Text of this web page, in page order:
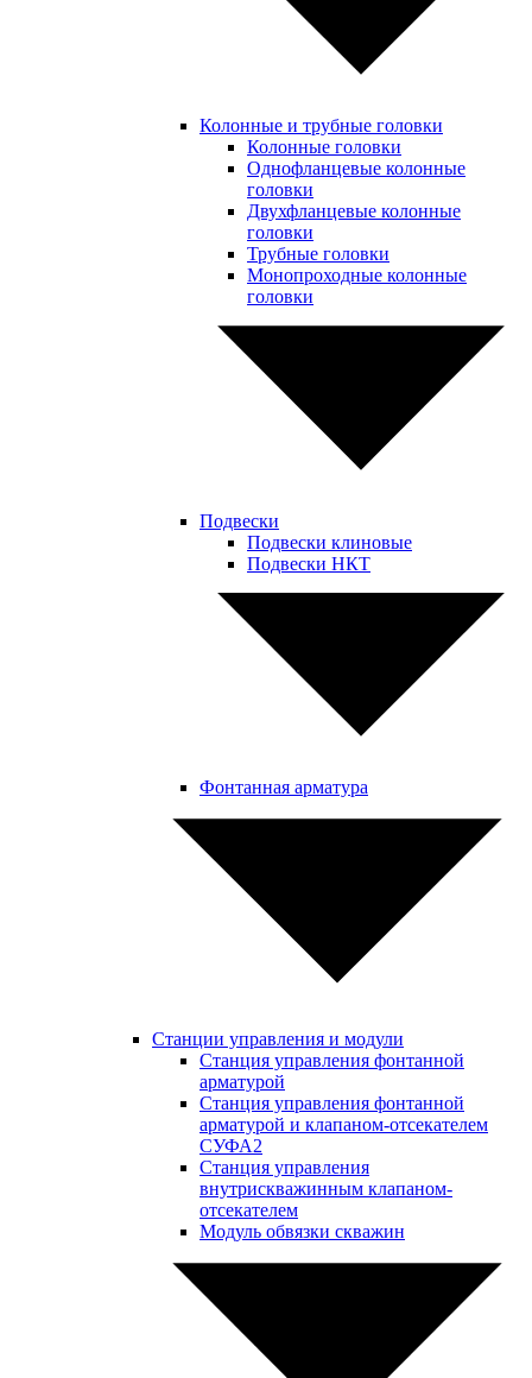
Колонные и трубные головки
Колонные головки
Однофланцевые колонные
головки
Двухфланцевые колонные
головки
Трубные головки
Монопроходные колонные
головки
Подвески
Подвески клиновые
Подвески НКТ
Фонтанная арматура
Станции управления и модули
Станция управления фонтанной
арматурой
Станция управления фонтанной
арматурой и клапаном-отсекателем
СУФА2
Станция управления
внутрискважинным клапаном-
отсекателем
Модуль обвязки скважин